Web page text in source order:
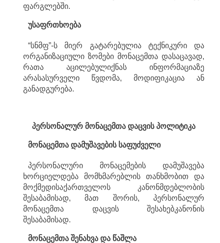
ფარგლებში.
უსაფრთხოება
“სნმფ”-ს მიერ გატარებულია ტექნიკური და
ორგანიზაციული ზომები მონაცემთა დასაცავად,
რათა აცილებულიქნას ინფორმაციაზე
არასასურველი წვდომა, მოდიფიკაცია ან
განადგურება.
პერსონალურ მონაცემთა დაცვის პოლიტიკა
მონაცემთა დამუშავების საფუძველი
პერსონალური მონაცემების დამუშავება
ხორციელდება მომხმარებლის თანხმობით და
მოქმედისაქართველოს კანონმდებლობის
შესაბამისად, მათ შორის, პერსონალურ
მონაცემთა დაცვის შესახებკანონის
შესაბამისად.
მონაცემთა შენახვა და წაშლა